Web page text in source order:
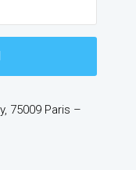
75009 Paris –